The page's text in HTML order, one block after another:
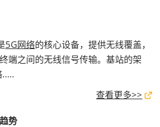
5G网络的核心设备，提供无线覆盖，
端之间的无线信号传输。基站的架
查看更多>>
势